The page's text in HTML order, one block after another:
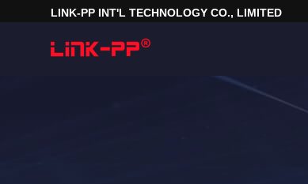
LINK-PP INT'L TECHNOLOGY CO., LIMITED